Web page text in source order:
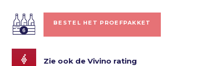
BESTEL HET PROEFPAKKET
Zie ook de Vivino rating